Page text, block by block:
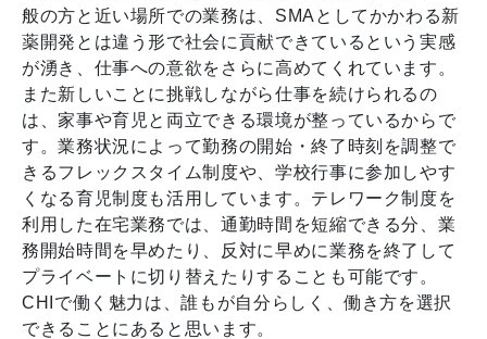
般の方と近い場所での業務は、SMAとしてかかわる新
薬開発とは違う形で社会に貢献できているという実感
が湧き、仕事への意欲をさらに高めてくれています。
また新しいことに挑戦しながら仕事を続けられるの
は、家事や育児と両立できる環境が整っているからで
す。業務状況によって勤務の開始・終了時刻を調整で
きるフレックスタイム制度や、学校行事に参加しやす
くなる育児制度も活用しています。テレワーク制度を
利用した在宅業務では、通勤時間を短縮できる分、業
務開始時間を早めたり、反対に早めに業務を終了して
プライベートに切り替えたりすることも可能です。
CHIで働く魅力は、誰もが自分らしく、働き方を選択
できることにあると思います。